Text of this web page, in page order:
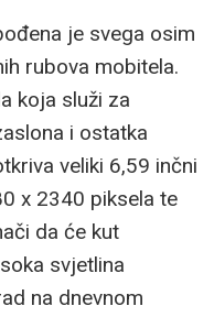
je svega osim
rubova mobitela.
koja služi za
i ostatka
veliki 6,59 inčni
x 2340 piksela te
da će kut
svjetlina
na dnevnom